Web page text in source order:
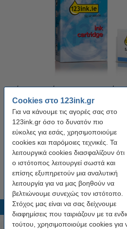
Cookies στο 123ink.gr
Για να κάνουμε τις αγορές σας στο
123ink.gr όσο το δυνατόν πιο
εύκολες για εσάς, χρησιμοποιούμε
cookies και παρόμοιες τεχνικές. Τα
λειτουργικά cookies διασφαλίζουν ότι
ο ιστότοπος λειτουργεί σωστά και
επίσης εξυπηρετούν μια αναλυτική
λειτουργία για να μας βοηθούν να
βελτιώνουμε συνεχώς τον ιστότοπο.
Στόχος μας είναι να σας δείχνουμε
διαφημίσεις που ταιριάζουν με τα
τούτου, χρησιμοποιούμε cookies
Χρώμα: Cyan Τύπος: Inkjet
Κάνε κλικ για να δεις τα χαρακτηριστικά!
σε σύγκριση με το original!
Διαθέσιμο
Τιμή ανά ml 0,47 €
37,50 €
Δημοφιλή